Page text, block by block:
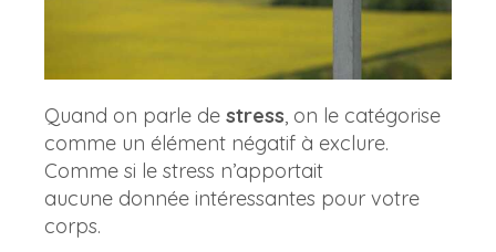
Quand on parle de stress, on le catégorise
comme un élément négatif à exclure.
Comme si le stress n’apportait
aucune donnée intéressantes pour votre
corps.